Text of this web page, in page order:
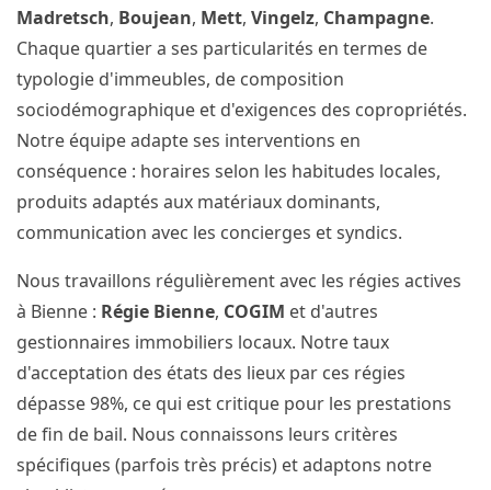
Madretsch, Boujean, Mett, Vingelz, Champagne.
Chaque quartier a ses particularités en termes de
typologie d'immeubles, de composition
sociodémographique et d'exigences des copropriétés.
Notre équipe adapte ses interventions en
conséquence : horaires selon les habitudes locales,
produits adaptés aux matériaux dominants,
communication avec les concierges et syndics.
Nous travaillons régulièrement avec les régies actives
à Bienne : Régie Bienne, COGIM et d'autres
gestionnaires immobiliers locaux. Notre taux
d'acceptation des états des lieux par ces régies
dépasse 98%, ce qui est critique pour les prestations
de fin de bail. Nous connaissons leurs critères
spécifiques (parfois très précis) et adaptons notre